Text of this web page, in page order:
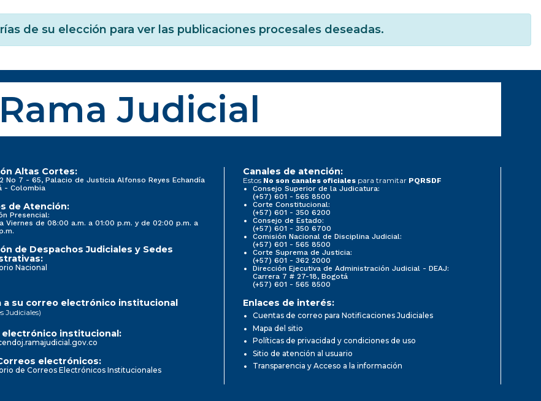
de su elección para ver las publicaciones procesales deseadas.
Rama Judicial
Altas Cortes:
No 7 - 65, Palacio de Justicia Alfonso Reyes Echandía
- Colombia
de Atención:
Presencial:
Viernes de 08:00 a.m. a 01:00 p.m. y de 02:00 p.m. a
de Despachos Judiciales y Sedes
Nacional
Canales de atención:
Estos No son canales oficiales para tramitar PQRSDF
Consejo Superior de la Judicatura:
(+57) 601 - 565 8500
Corte Constitucional:
(+57) 601 - 350 6200
Consejo de Estado:
(+57) 601 - 350 6700
Comisión Nacional de Disciplina Judicial:
(+57) 601 - 565 8500
Corte Suprema de Justicia:
(+57) 601 - 362 2000
Dirección Ejecutiva de Administración Judicial - DEAJ:
Carrera 7 # 27-18, Bogotá
(+57) 601 - 565 8500
a su correo electrónico institucional
Judiciales)
electrónico institucional:
electrónicos:
de Correos Electrónicos Institucionales
Enlaces de interés:
Cuentas de correo para Notificaciones Judiciales
Mapa del sitio
Políticas de privacidad y condiciones de uso
Sitio de atención al usuario
Transparencia y Acceso a la información